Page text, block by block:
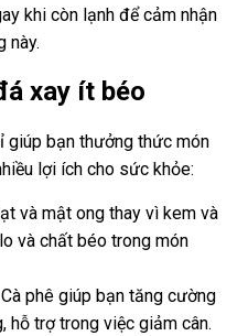
khi còn lạnh để cảm nhận
này.
xay ít béo
giúp bạn thưởng thức món
lợi ích cho sức khỏe:
và mật ong thay vì kem và
và chất béo trong món
Cà phê giúp bạn tăng cường
hỗ trợ trong việc giảm cân.